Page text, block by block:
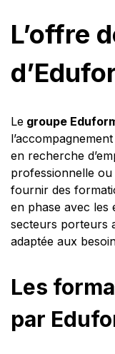
L’offre
Le groupe
en recherche
professionnelle ou
fournir des
en phase avec les
secteurs porteurs
adaptée aux
Les
par